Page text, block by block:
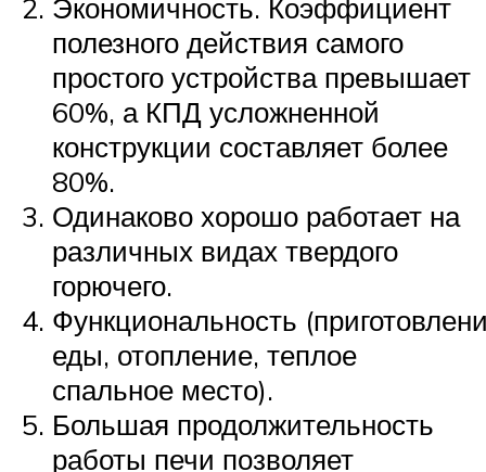
Экономичность. Коэффициент
полезного действия самого
простого устройства превышает
60%, а КПД усложненной
конструкции составляет более
80%.
Одинаково хорошо работает на
различных видах твердого
горючего.
Функциональность
еды, отопление, теплое
спальное место).
Большая продолжительность
работы печи позволяет